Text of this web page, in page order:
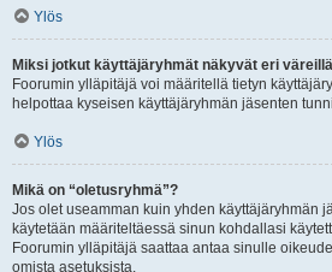
Ylös
Miksi jotkut käyttäjäryhmät näkyvät eri
Foorumin ylläpitäjä voi määritellä tietyn
helpottaa kyseisen käyttäjäryhmän jäsenten
Ylös
Mikä on “oletusryhmä”?
Jos olet useamman kuin yhden käyttäjäryhmän
käytetään määriteltäessä sinun kohdallasi
Foorumin ylläpitäjä saattaa antaa sinulle
omista asetuksista.